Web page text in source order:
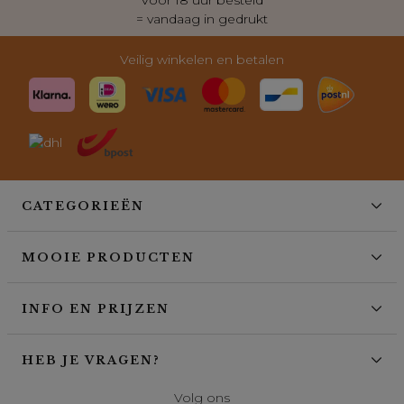
voor al je vragen
Veilig winkelen en betalen
CATEGORIEËN
MOOIE PRODUCTEN
INFO EN PRIJZEN
HEB JE VRAGEN?
Volg ons